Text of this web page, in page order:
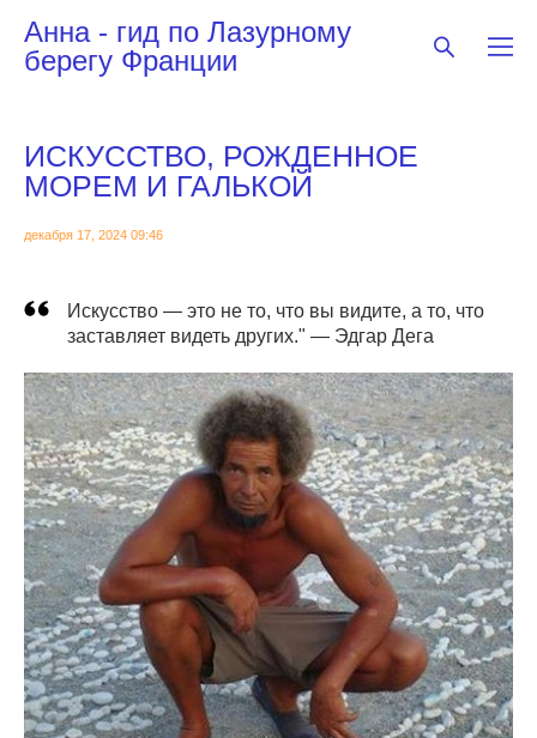
Анна - гид по Лазурному
берегу Франции
ИСКУССТВО, РОЖДЕННОЕ
МОРЕМ И ГАЛЬКОЙ
декабря 17, 2024 09:46
Искусство — это не то, что вы видите, а то, что
заставляет видеть других." — Эдгар Дега